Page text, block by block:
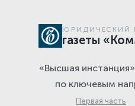
ЮРИДИЧЕСКИЙ
газеты
«Высшая
по ключевым
Первая часть